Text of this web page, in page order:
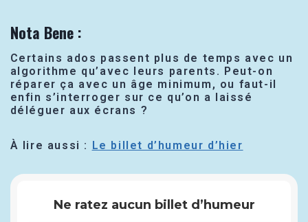
Nota Bene:
Certains ados passent plus de temps avec un
algorithme qu’avec leurs parents. Peut-on
réparer ça avec un âge minimum, ou faut-il
enfin s’interroger sur ce qu’on a laissé
déléguer aux écrans ?
À lire aussi : Le billet d’humeur d’hier
Ne ratez aucun billet d’humeur